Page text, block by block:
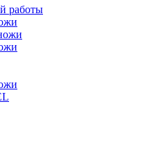
работы